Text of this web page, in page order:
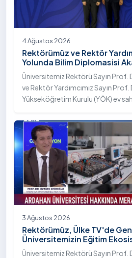
4 Ağustos 2026
Rektörümüz ve Rektör
Yolunda Bilim Diplomasisi
Toplantısına Katıldı
Üniversitemiz Rektörü Sayın Prof.
ve Rektör Yardımcımız Sayın Prof.
Yükseköğretim Kurulu (YÖK) ev
Bilim Diplomasisi: Akademi
katıldı.
3 Ağustos 2026
Rektörümüz, Ülke TV'de
Üniversitemizin Eğitim
Sunduğu Nitelikli İmkânları
Üniversitemiz Rektörü Sayın Prof.